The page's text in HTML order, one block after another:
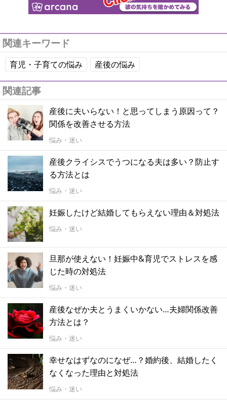
関連キーワード
育児・子育ての悩み 産後の悩み
関連記事
産後に夫いらない！と思ってしまう原因って？
関係を改善させる方法
悩み・迷い
産後クライシスでうつになる夫は多い？防止す
る方法とは
悩み・迷い
妊娠したけど結婚してもらえない理由＆対処法
悩み・迷い
旦那が使えない！妊娠中&育児でストレスを感
じた時の対処法
悩み・迷い
産後なぜか夫とうまくいかない…夫婦関係改善
方法とは？
悩み・迷い
幸せなはずなのになぜ…？婚約後、結婚したく
なくなった理由と対処法
悩み・迷い